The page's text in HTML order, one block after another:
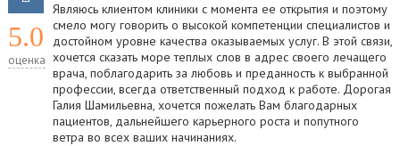
5.0
оценка
Являюсь клиентом клиники с момента ее открытия и поэтому
смело могу говорить о высокой компетенции специалистов и
достойном уровне качества оказываемых услуг. В этой связи,
хочется сказать море теплых слов в адрес своего лечащего
врача, поблагодарить за любовь и преданность к выбранной
профессии, всегда ответственный подход к работе. Дорогая
Галия Шамильевна, хочется пожелать Вам благодарных
пациентов, дальнейшего карьерного роста и попутного
ветра во всех ваших начинаниях.